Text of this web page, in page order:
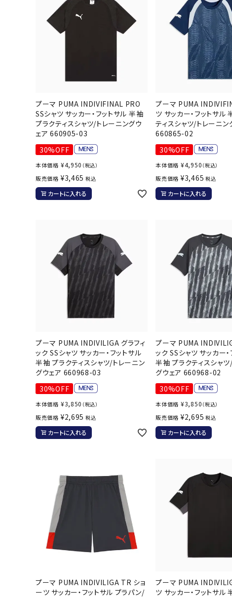
ウォーキ
メンズウォーキ
その他アクセ
柔道
ボクシング
武道・格闘技
プーマ PUMA INDIVIFINAL PRO
SSシャツ サッカー・フットサル 半袖
プラクティスシャツ/トレーニングウ
ェア 660905-03
30%OFF
本体価格 ¥4,950 （税込）
販売価格 ¥3,465 税込
カートに入れる
プーマ PUMA
ツ サッカー・フットサル
ティスシャツ/トレーニン
660865-02
30%OFF
本体価格 ¥4,950 （税込）
販売価格 ¥3,465 税込
カートに入れる
プーマ PUMA INDIVILIGA グラフィ
ック SSシャツ サッカー・フットサル
半袖 プラクティスシャツ/トレーニン
グウェア 660968-03
30%OFF
本体価格 ¥3,850 （税込）
販売価格 ¥2,695 税込
カートに入れる
プーマ PUMA
ック SSシャツ サッカー
半袖 プラクティスシャ
グウェア 660968-02
30%OFF
本体価格 ¥3,850 （税込）
販売価格 ¥2,695 税込
カートに入れる
プーマ PUMA INDIVILIGA TR ショ
ーツ サッカー・フットサル プラパン/
プーマ PUMA
ツ サッカー・フットサル